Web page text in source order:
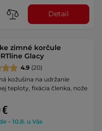
Detail
zimné korčule
Glacy
4.9 (20)
kožušina na udržanie
teploty, fixácia členka, nože
€
– 10.8. u Vás